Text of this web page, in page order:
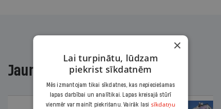
Jaunākajā žurnālā
×
Lai turpinātu, lūdzam
piekrist sīkdatnēm
Mēs izmantojam tikai sīkdatnes, kas nepieciešamas
lapas darbībai un analītikai. Lapas kreisajā stūrī
vienmēr var mainīt piekrišanu. Vairāk lasi sīkdatņu